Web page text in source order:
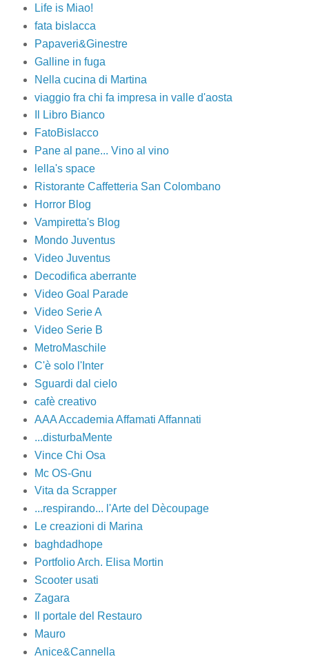
Life is Miao!
fata bislacca
Papaveri&Ginestre
Galline in fuga
Nella cucina di Martina
viaggio fra chi fa impresa in valle d'aosta
Il Libro Bianco
FatoBislacco
Pane al pane... Vino al vino
lella's space
Ristorante Caffetteria San Colombano
Horror Blog
Vampiretta's Blog
Mondo Juventus
Video Juventus
Decodifica aberrante
Video Goal Parade
Video Serie A
Video Serie B
MetroMaschile
C'è solo l'Inter
Sguardi dal cielo
cafè creativo
AAA Accademia Affamati Affannati
...disturbaMente
Vince Chi Osa
Mc OS-Gnu
Vita da Scrapper
...respirando... l'Arte del Dècoupage
Le creazioni di Marina
baghdadhope
Portfolio Arch. Elisa Mortin
Scooter usati
Zagara
Il portale del Restauro
Mauro
Anice&Cannella